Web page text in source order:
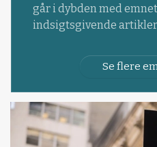
går i dybden med
indsigtsgivende
Se flere